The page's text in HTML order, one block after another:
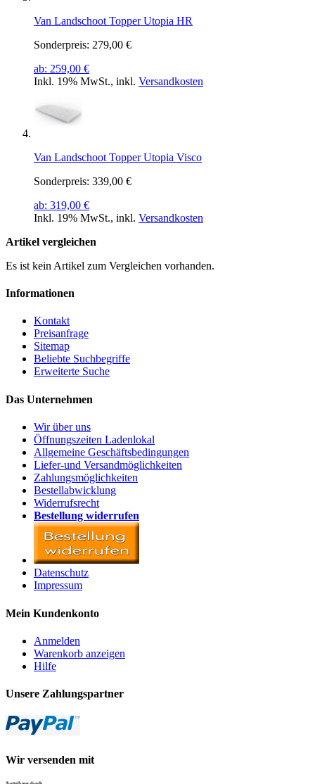
Van Landschoot Topper Utopia HR
Sonderpreis: 279,00 €
ab: 259,00 €
Inkl. 19% MwSt., inkl. Versandkosten
Van Landschoot Topper Utopia Visco
Sonderpreis: 339,00 €
ab: 319,00 €
Inkl. 19% MwSt., inkl. Versandkosten
Artikel vergleichen
Es ist kein Artikel zum Vergleichen vorhanden.
Informationen
Kontakt
Preisanfrage
Sitemap
Beliebte Suchbegriffe
Erweiterte Suche
Das Unternehmen
Wir über uns
Öffnungszeiten Ladenlokal
Allgemeine Geschäftsbedingungen
Liefer-und Versandmöglichkeiten
Zahlungsmöglichkeiten
Bestellabwicklung
Widerrufsrecht
Bestellung widerrufen
Datenschutz
Impressum
Mein Kundenkonto
Anmelden
Warenkorb anzeigen
Hilfe
Unsere Zahlungspartner
Wir versenden mit